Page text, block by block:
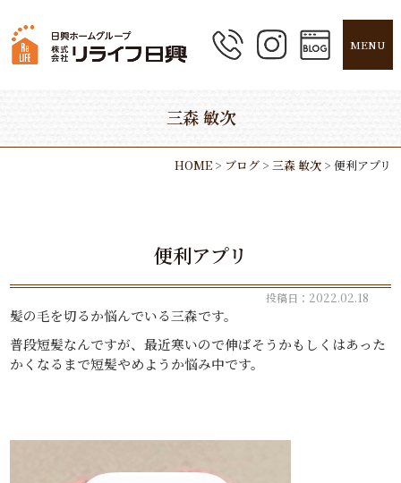
MENU
三森 敏次
HOME> ブログ> 三森 敏次> 便利アプリ
便利アプリ
投稿日：2022.02.18
髪の毛を切るか悩んでいる三森です。
普段短髪なんですが、最近寒いので伸ばそうかもしくはあった
かくなるまで短髪やめようか悩み中です。